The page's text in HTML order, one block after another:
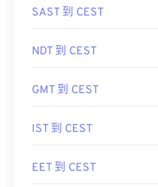
SAST 到 CEST
NDT 到 CEST
GMT 到 CEST
IST 到 CEST
EET 到 CEST